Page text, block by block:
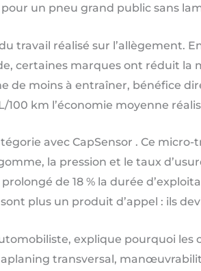
un pneu grand public sans
travail réalisé sur l’allègement.
certaines marques ont réduit la
de moins à entraîner, bénéfice
100 km l’économie moyenne
avec CapSensor . Ce
la pression et le taux
de 18 % la durée
plus un produit d’appel : ils
explique pourquoi
transversal,